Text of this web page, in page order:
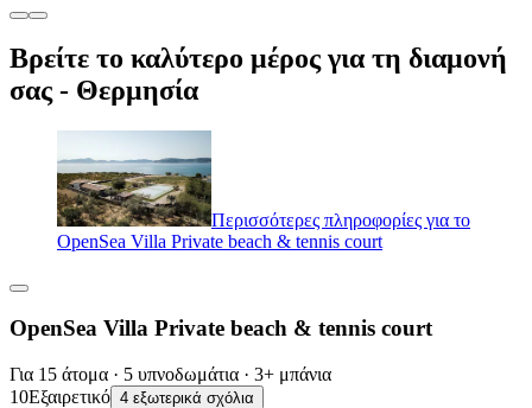
Βρείτε το καλύτερο μέρος για τη διαμονή
σας - Θερμησία
Περισσότερες πληροφορίες για το
OpenSea Villa Private beach & tennis court
OpenSea Villa Private beach & tennis court
Για 15 άτομα · 5 υπνοδωμάτια · 3+ μπάνια
10Εξαιρετικό 4 εξωτερικά σχόλια